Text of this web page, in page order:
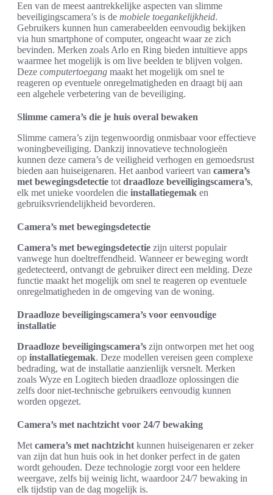
Een van de meest aantrekkelijke aspecten van slimme
beveiligingscamera’s is de mobiele toegankelijkheid.
Gebruikers kunnen hun camerabeelden eenvoudig bekijken
via hun smartphone of computer, ongeacht waar ze zich
bevinden. Merken zoals Arlo en Ring bieden intuïtieve apps
waarmee het mogelijk is om live beelden te blijven volgen.
Deze computertoegang maakt het mogelijk om snel te
reageren op eventuele onregelmatigheden en draagt bij aan
een algehele verbetering van de beveiliging.
Slimme camera’s die je huis overal bewaken
Slimme camera’s zijn tegenwoordig onmisbaar voor effectieve
woningbeveiliging. Dankzij innovatieve technologieën
kunnen deze camera’s de veiligheid verhogen en gemoedsrust
bieden aan huiseigenaren. Het aanbod varieert van camera’s
met bewegingsdetectie tot draadloze beveiligingscamera’s,
elk met unieke voordelen die installatiegemak en
gebruiksvriendelijkheid bevorderen.
Camera’s met bewegingsdetectie
Camera’s met bewegingsdetectie zijn uiterst populair
vanwege hun doeltreffendheid. Wanneer er beweging wordt
gedetecteerd, ontvangt de gebruiker direct een melding. Deze
functie maakt het mogelijk om snel te reageren op eventuele
onregelmatigheden in de omgeving van de woning.
Draadloze beveiligingscamera’s voor eenvoudige
installatie
Draadloze beveiligingscamera’s zijn ontworpen met het oog
op installatiegemak. Deze modellen vereisen geen complexe
bedrading, wat de installatie aanzienlijk versnelt. Merken
zoals Wyze en Logitech bieden draadloze oplossingen die
zelfs door niet-technische gebruikers eenvoudig kunnen
worden opgezet.
Camera’s met nachtzicht voor 24/7 bewaking
Met camera’s met nachtzicht kunnen huiseigenaren er zeker
van zijn dat hun huis ook in het donker perfect in de gaten
wordt gehouden. Deze technologie zorgt voor een heldere
weergave, zelfs bij weinig licht, waardoor 24/7 bewaking in
elk tijdstip van de dag mogelijk is.